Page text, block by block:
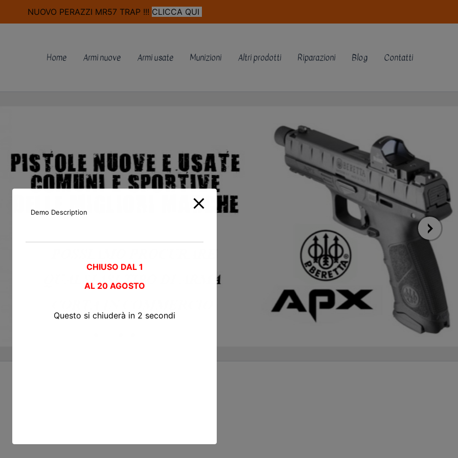
NUOVO PERAZZI MR57 TRAP !!! CLICCA QUI
Home Armi nuove Armi usate Munizioni Altri prodotti Riparazioni Blog Contatti
Demo Description
CHIUSO DAL 1
AL 20 AGOSTO
Questo si chiuderà in 2 secondi